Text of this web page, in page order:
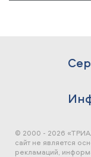
© 2000 - 2026
сайт не является
рекламаций,